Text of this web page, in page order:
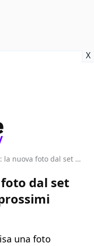
X
Reacher 3: la nuova foto dal set mostra il villain dei prossimi episodi
dal set
una foto